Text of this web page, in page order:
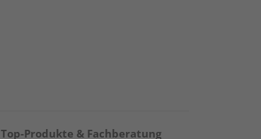
Top-Produkte & Fachberatung